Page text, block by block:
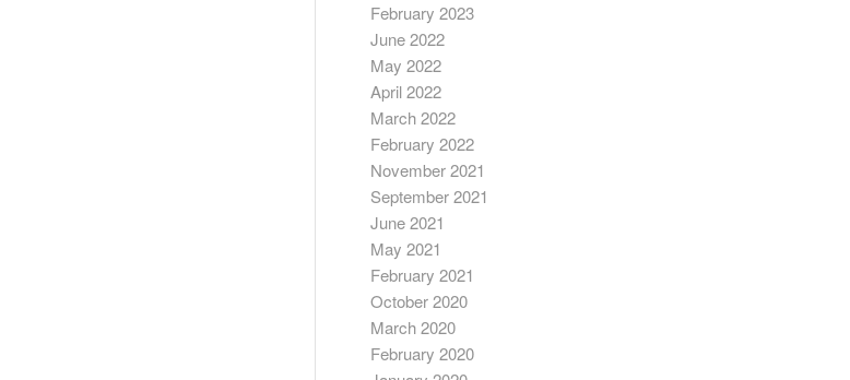
February 2023
June 2022
May 2022
April 2022
March 2022
February 2022
November 2021
September 2021
June 2021
May 2021
February 2021
October 2020
March 2020
February 2020